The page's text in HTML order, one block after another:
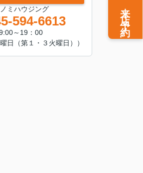
ミハウジング
594-6613
～19：00
日（第１・３火曜日））
来店予約